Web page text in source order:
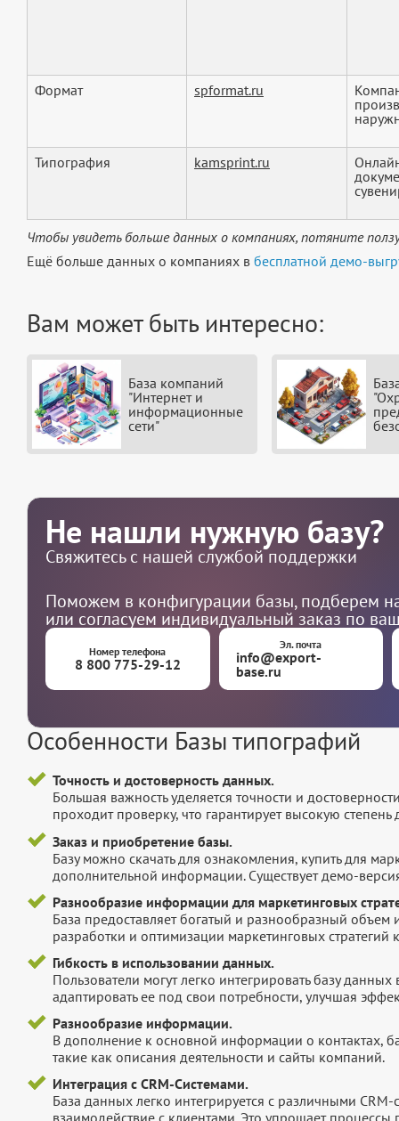
Формат spformat.ru
Типография kamsprint.ru
Чтобы увидеть больше данных о компаниях, потяните
Ещё больше данных о компаниях в бесплатной демо-
Вам может быть интересно:
База компаний
"Интернет и
информационные
сети"
Не нашли нужную базу?
Свяжитесь с нашей службой поддержки
Поможем в конфигурации базы, подберем
или согласуем индивидуальный заказ по
Номер телефона
8 800 775-29-12
Эл. почта
info@export-
base.ru
Особенности Базы типографий
Точность и достоверность данных.
Большая важность уделяется точности и
проходит проверку, что гарантирует высокую
Заказ и приобретение базы.
Базу можно скачать для ознакомления, купить для
дополнительной информации. Существует демо-
Разнообразие информации для маркетинговых
База предоставляет богатый и разнообразный
разработки и оптимизации маркетинговых стратегий
Гибкость в использовании данных.
Пользователи могут легко интегрировать базу
адаптировать ее под свои потребности, улучшая
Разнообразие информации.
В дополнение к основной информации о контактах,
такие как описания деятельности и сайты компаний.
Интеграция с CRM-Системами.
База данных легко интегрируется с различными